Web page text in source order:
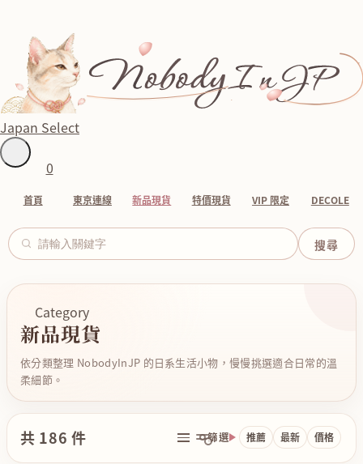
Japan Select
0
首頁 東京連線 新品現貨 特價現貨 VIP 限定 DECOLE
Category
新品現貨
依分類整理 NobodyInJP 的日系生活小物，慢慢挑選適合日常的溫
柔細節。
共 186 件 篩選 推薦 最新 價格